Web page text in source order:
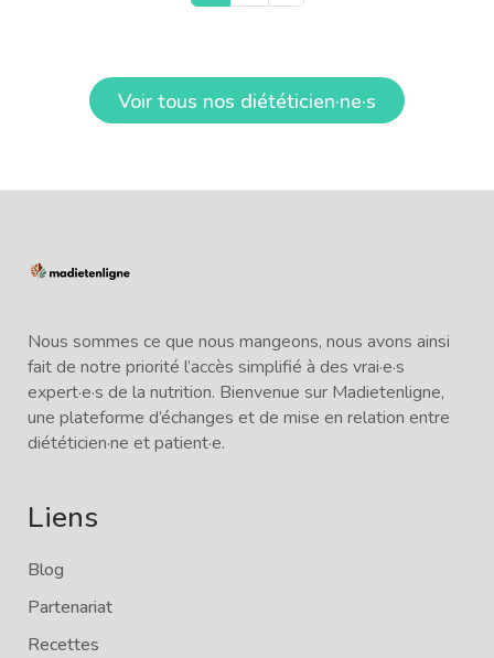
Voir tous nos diététicien·ne·s
Nous sommes ce que nous mangeons, nous avons ainsi
fait de notre priorité l’accès simplifié à des vrai·e·s
expert·e·s de la nutrition. Bienvenue sur Madietenligne,
une plateforme d’échanges et de mise en relation entre
diététicien·ne et patient·e.
Liens
Blog
Partenariat
Recettes